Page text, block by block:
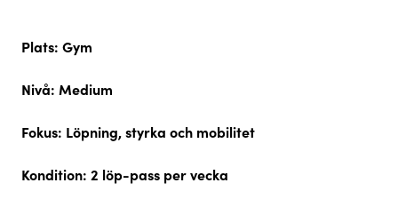
Plats: Gym
Nivå: Medium
Fokus: Löpning, styrka och mobilitet
Kondition: 2 löp-pass per vecka